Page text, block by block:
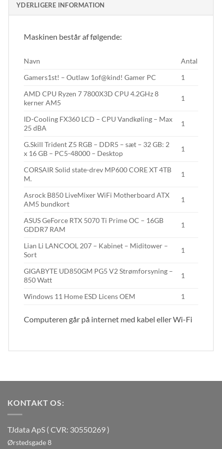
YDERLIGERE INFORMATION
Maskinen består af følgende:
Navn
Antal
Gamers1st! – Outlaw 1of@kind! Gamer PC
1
AMD CPU Ryzen 7 7800X3D CPU 4.2GHz 8
kerner AM5
1
ID-Cooling FX360 LCD – CPU Vandkøling – Max
25 dBA
1
G.Skill Trident Z5 RGB – DDR5 – sæt – 32 GB: 2
x 16 GB – PC5-48000 – Desktop
1
CORSAIR Solid state-drev MP600 CORE XT 4TB
M.
1
Asrock B850 LiveMixer WiFi Motherboard ATX
AM5 bundkort
1
ASUS GeForce RTX 5070 Ti Prime OC – 16GB
GDDR7 RAM
1
Lian Li LANCOOL 207 – Kabinet – Miditower –
Sort
1
GIGABYTE UD850GM PG5 V2 Strømforsyning –
850 Watt
1
Windows 11 Home ESD Licens OEM 1
Computeren går på internet med kabel eller Wi-Fi
KONTAKT OS:
TJdata ApS ( CVR: 30550269 )
Ørstedsgade 8